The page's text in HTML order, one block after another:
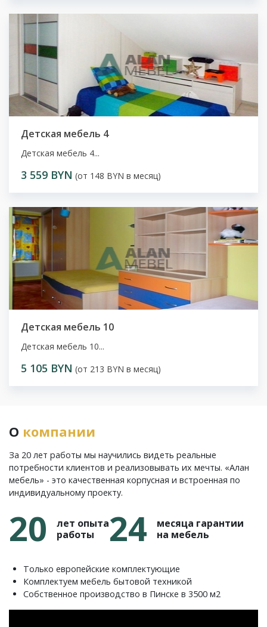
Детская мебель 4
Детская мебель 4...
3 559 BYN (от 148 BYN в месяц)
Детская мебель 10
Детская мебель 10...
5 105 BYN (от 213 BYN в месяц)
О компании
За 20 лет работы мы научились видеть реальные
потребности клиентов и реализовывать их мечты. «Алан
мебель» - это качественная корпусная и встроенная по
индивидуальному проекту.
20
лет опыта
работы
24
месяца гарантии
на мебель
Только европейские комплектующие
Комплектуем мебель бытовой техникой
Собственное производство в Пинске в 3500 м2